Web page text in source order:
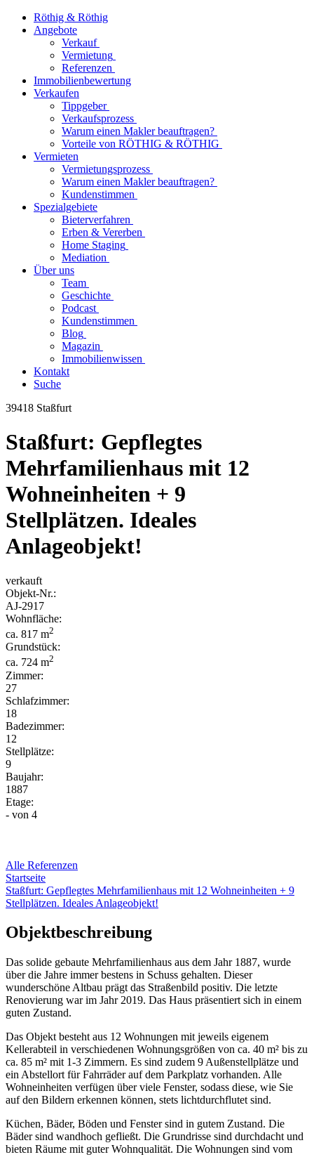
Röthig & Röthig
Angebote
Verkauf
Vermietung
Referenzen
Immobilienbewertung
Verkaufen
Tippgeber
Verkaufsprozess
Warum einen Makler beauftragen?
Vorteile von RÖTHIG & RÖTHIG
Vermieten
Vermietungsprozess
Warum einen Makler beauftragen?
Kundenstimmen
Spezialgebiete
Bieterverfahren
Erben & Vererben
Home Staging
Mediation
Über uns
Team
Geschichte
Podcast
Kundenstimmen
Blog
Magazin
Immobilienwissen
Kontakt
Suche
39418 Staßfurt
Staßfurt: Gepflegtes
Mehrfamilienhaus mit 12
Wohneinheiten + 9
Stellplätzen. Ideales
Anlageobjekt!
verkauft
Objekt-Nr.:
AJ-2917
Wohnfläche:
ca. 817 m2
Grundstück:
ca. 724 m2
Zimmer:
27
Schlafzimmer:
18
Badezimmer:
12
Stellplätze:
9
Baujahr:
1887
Etage:
- von 4
Alle Referenzen
Startseite
Staßfurt: Gepflegtes Mehrfamilienhaus mit 12 Wohneinheiten + 9
Stellplätzen. Ideales Anlageobjekt!
Objektbeschreibung
Das solide gebaute Mehrfamilienhaus aus dem Jahr 1887, wurde
über die Jahre immer bestens in Schuss gehalten. Dieser
wunderschöne Altbau prägt das Straßenbild positiv. Die letzte
Renovierung war im Jahr 2019. Das Haus präsentiert sich in einem
guten Zustand.
Das Objekt besteht aus 12 Wohnungen mit jeweils eigenem
Kellerabteil in verschiedenen Wohnungsgrößen von ca. 40 m² bis zu
ca. 85 m² mit 1-3 Zimmern. Es sind zudem 9 Außenstellplätze und
ein Abstellort für Fahrräder auf dem Parkplatz vorhanden. Alle
Wohneinheiten verfügen über viele Fenster, sodass diese, wie Sie
auf den Bildern erkennen können, stets lichtdurchflutet sind.
Küchen, Bäder, Böden und Fenster sind in gutem Zustand. Die
Bäder sind wandhoch gefließt. Die Grundrisse sind durchdacht und
bieten Räume mit guter Wohnqualität. Die Wohnungen sind vom